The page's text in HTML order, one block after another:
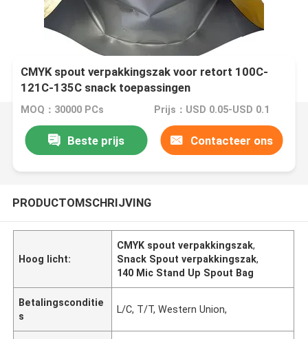
CMYK spout verpakkingszak voor retort 100C-
121C-135C snack toepassingen
MOQ：30000 PCs Prijs：USD 0.05-USD 0.1
Beste prijs Contacteer ons
PRODUCTOMSCHRIJVING
Hoog licht:
CMYK spout verpakkingszak,
Snack Spout verpakkingszak,
140 Mic Stand Up Spout Bag
Betalingsconditie
s
L/C, T/T, Western Union,